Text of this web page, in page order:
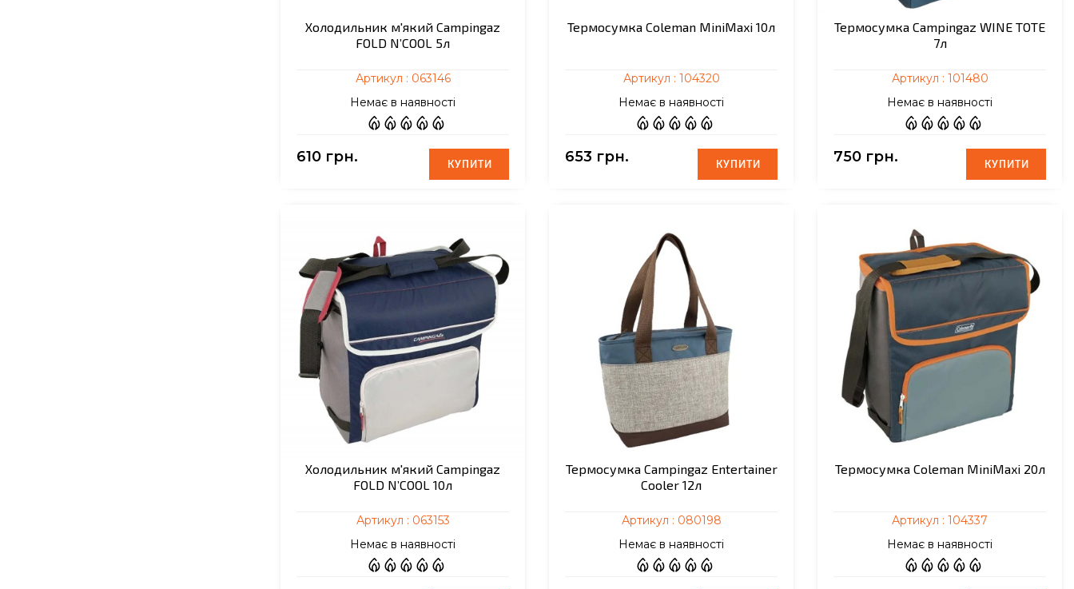
Холодильник м'який Campingaz
FOLD N’COOL 5л
Артикул : 063146
Немає в наявності
610 грн. КУПИТИ
КУПИТИ
Термосумка Coleman MiniMaxi 10л
Артикул : 104320
Немає в наявності
653 грн. КУПИТИ
КУПИТИ
Термосумка Campingaz WINE TOTE
7л
Артикул : 101480
Немає в наявності
750 грн. КУПИТИ
КУПИТИ
Холодильник м'який Campingaz
FOLD N’COOL 10л
Артикул : 063153
Немає в наявності
Термосумка Campingaz Entertainer
Cooler 12л
Артикул : 080198
Немає в наявності
Термосумка Coleman MiniMaxi 20л
Артикул : 104337
Немає в наявності